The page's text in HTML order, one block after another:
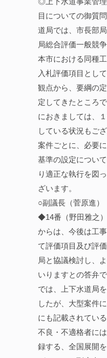
目についての御質
道局では、市長部
局総合評価一般競
本市における同種
入札評価項目とし
観点から、要綱の
定してきたところ
におきましては、
している状況もご
案件ごとに、必要
基準の設定につい
り適正な執行を図
ざいます。
○副議長（菅原進）
◆14番（野田雅之
からは、今後は工
て評価項目及び評
局と協議検討し、
いりますとの答弁
では、上下水道局
したが、大型案件
にも記載されてい
不良・不適格者に
録する、全国展開